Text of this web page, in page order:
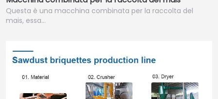
Questa è una macchina combinata per la raccolta del
mais, essa…